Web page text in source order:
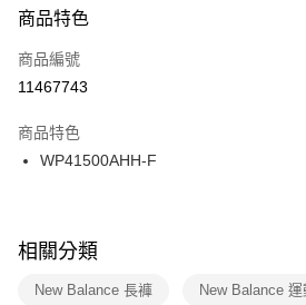
３．安心：先確認商品／服務後，再付款。
【「AFTEE先享後付」結帳流程】
１．於結帳方式選擇「AFTEE先享後付」後，
２．訂單成立數日內，您將收到繳費通知簡訊。
３．收到繳費通知簡訊後14天內，點擊此簡訊
ATM／網路銀行／等多元方式進行付款，方視為
※ 交易是否成功請以「AFTEE先享後付 」之結
是否繳費成功／繳費後需取消欲退款等相關疑
客戶支援中心」 https://
每筆NT$100，滿NT$1,500(含以上)免運費
宅配
每筆NT$100，滿NT$1,500(含以上)免運費
付款後門市自取
每筆NT$100，滿NT$1,500(含以上)免運費
商品特色
商品編號
11467743
商品特色
WP41500AHH-F
相關分類
New Balance 長褲 New Balance